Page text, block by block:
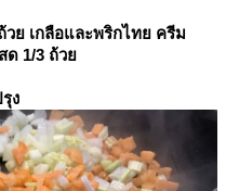
วย เกลือและพริกไทย ครีม
ด 1/3 ถ้ว
ง